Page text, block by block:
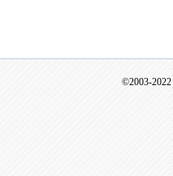
©2003-2022